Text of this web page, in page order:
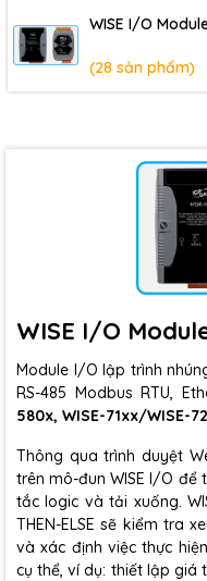
WISE I/O
(28 sản phẩm)
WISE I/O
Module I/O lập trình
RS-485 Modbus RTU,
580x, WISE-71xx/WISE-
Thông qua trình duyệt
trên mô-đun WISE I/O để
tắc logic và tải xuống.
THEN-ELSE sẽ kiểm tra
và xác định việc thực
cụ thể, ví dụ: thiết lập giá